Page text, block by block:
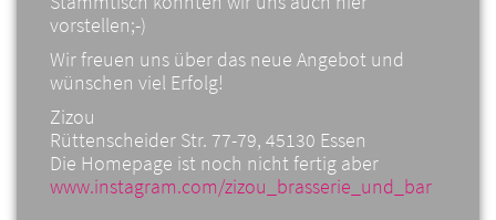
vorstellen;-)
Wir freuen uns über das neue Angebot und
wünschen viel Erfolg!
Zizou
Rüttenscheider Str. 77-79, 45130 Essen
Die Homepage ist noch nicht fertig aber
www.instagram.com/zizou_brasserie_und_bar